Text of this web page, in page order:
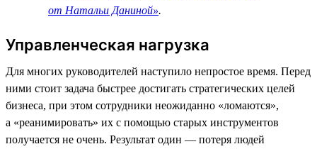
от Натальи Даниной».
Управленческая нагрузка
Для многих руководителей наступило непростое время. Перед
ними стоит задача быстрее достигать стратегических целей
бизнеса, при этом сотрудники неожиданно «ломаются»,
а «реанимировать» их с помощью старых инструментов
получается не очень. Результат один — потеря людей